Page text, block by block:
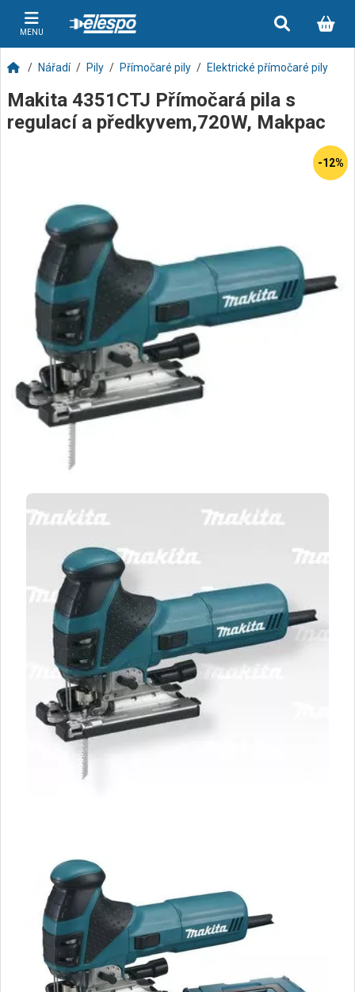
MENU
Nářadí Pily Přímočaré pily Elektrické přímočaré pily
Makita 4351CTJ Přímočará pila s
regulací a předkyvem,720W, Makpac
-12%